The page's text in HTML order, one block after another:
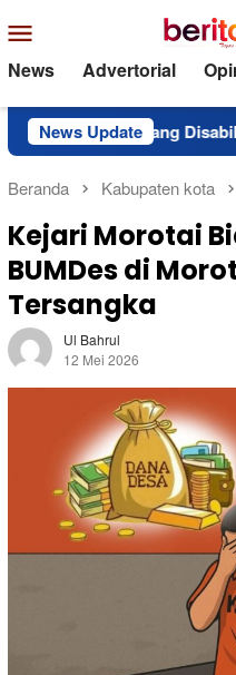
ke
kontenMobile
News Advertorial
News Update
Disabilitas
Beranda Kabupaten kota
Kejari Morotai
BUMDes di
Tersangka
Ul Bahrul
12 Mei 2026